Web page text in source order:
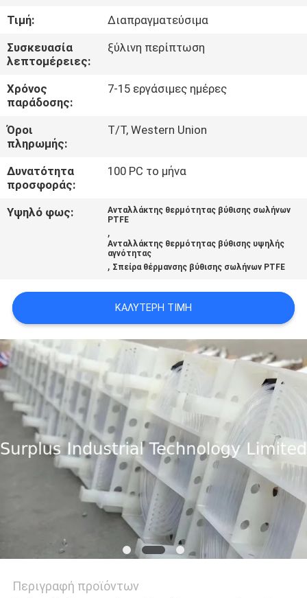
ΕΠΙΚΟΙΝΩΝΉΣΤΕ
ΜΑΖΊ
ΜΑΣ
ΕΙΔΉΣΕΙΣ
ΖΗΤΉΣΤΕ
ΜΙΑ
ΠΡΟΣΦΟΡΆ
POLICY
Τιμή:
Διαπραγματεύσιμα
Συσκευασία
λεπτομέρειες:
ξύλινη περίπτωση
Χρόνος
παράδοσης:
7-15 εργάσιμες ημέρες
Όροι
πληρωμής:
T/T, Western Union
Δυνατότητα
προσφοράς:
100 PC το μήνα
Υψηλό φως:
Ανταλλάκτης θερμότητας βύθισης σωλήνων
PTFE
,
Ανταλλάκτης θερμότητας βύθισης υψηλής
αγνότητας
, Σπείρα θέρμανσης βύθισης σωλήνων PTFE
ΚΑΛΎΤΕΡΗ ΤΙΜΉ
Περιγραφή προϊόντων